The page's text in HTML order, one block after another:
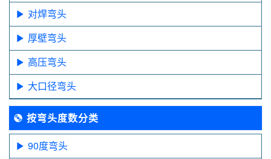
对焊弯头
厚壁弯头
高压弯头
大口径弯头
按弯头度数分类
90度弯头